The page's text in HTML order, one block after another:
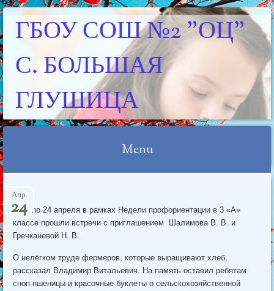
ГБОУ СОШ №2 "ОЦ"
С. БОЛЬШАЯ
ГЛУШИЦА
Menu
to
content
Апр
24
С 17 по 24 апреля в рамках Недели профориентации в 3 «А»
классе прошли встречи с приглашением Шалимова В. В. и
Гречканевой Н. В.
О нелёгком труде фермеров, которые выращивают хлеб,
рассказал Владимир Витальевич. На память оставил ребятам
сноп пшеницы и красочные буклеты о сельскохозяйственной